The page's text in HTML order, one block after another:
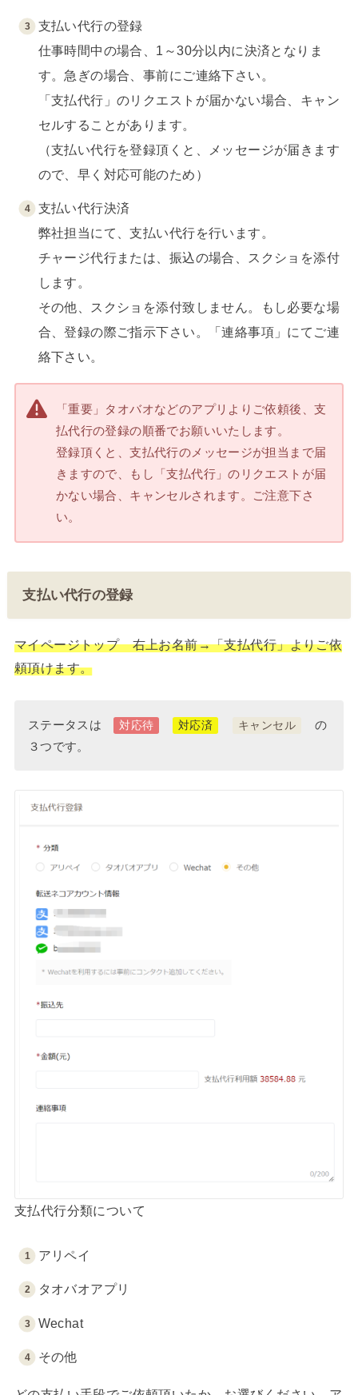
支払い代行の登録
仕事時間中の場合、1～30分以内に決済となりま
す。急ぎの場合、事前にご連絡下さい。
「支払代行」のリクエストが届かない場合、キャン
セルすることがあります。
（支払い代行を登録頂くと、メッセージが届きます
ので、早く対応可能のため）
支払い代行決済
弊社担当にて、支払い代行を行います。
チャージ代行または、振込の場合、スクショを添付
します。
その他、スクショを添付致しません。もし必要な場
合、登録の際ご指示下さい。「連絡事項」にてご連
絡下さい。
「重要」タオバオなどのアプリよりご依頼後、支
払代行の登録の順番でお願いいたします。
登録頂くと、支払代行のメッセージが担当まで届
きますので、もし「支払代行」のリクエストが届
かない場合、キャンセルされます。ご注意下さ
い。
支払い代行の登録
マイページトップ 右上お名前→「支払代行」よりご依
頼頂けます。
ステータスは 対応待 対応済 キャンセル
の
３つです。
支払代行分類について
アリペイ
タオバオアプリ
Wechat
その他